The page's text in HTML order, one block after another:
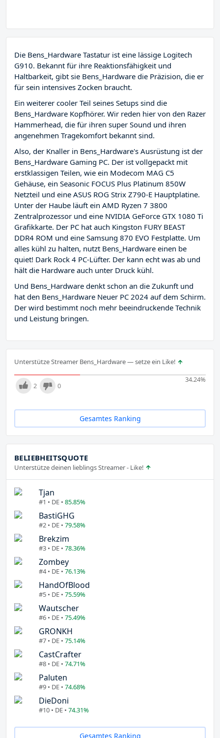
Die Bens_Hardware Tastatur ist eine lässige Logitech
G910. Bekannt für ihre Reaktionsfähigkeit und
Haltbarkeit, gibt sie Bens_Hardware die Präzision, die er
für sein intensives Zocken braucht.
Ein weiterer cooler Teil seines Setups sind die
Bens_Hardware Kopfhörer. Wir reden hier von den Razer
Hammerhead, die für ihren super Sound und ihren
angenehmen Tragekomfort bekannt sind.
Also, der Knaller in Bens_Hardware's Ausrüstung ist der
Bens_Hardware Gaming PC. Der ist vollgepackt mit
erstklassigen Teilen, wie ein Modecom MAG C5
Gehäuse, ein Seasonic FOCUS Plus Platinum 850W
Netzteil und eine ASUS ROG Strix Z790-E Hauptplatine.
Unter der Haube läuft ein AMD Ryzen 7 3800
Zentralprozessor und eine NVIDIA GeForce GTX 1080 Ti
Grafikkarte. Der PC hat auch Kingston FURY BEAST
DDR4 ROM und eine Samsung 870 EVO Festplatte. Um
alles kühl zu halten, nutzt Bens_Hardware einen be
quiet! Dark Rock 4 PC-Lüfter. Der kann echt was ab und
hält die Hardware auch unter Druck kühl.
Und Bens_Hardware denkt schon an die Zukunft und
hat den Bens_Hardware Neuer PC 2024 auf dem Schirm.
Der wird bestimmt noch mehr beeindruckende Technik
und Leistung bringen.
Unterstütze Streamer Bens_Hardware — setze ein Like!
34.24%
2 0
Gesamtes Ranking
BELIEBHEITSQUOTE
Unterstütze deinen lieblings Streamer - Like!
Tjan
#1 • DE • 85.85%
BastiGHG
#2 • DE • 79.58%
Brekzim
#3 • DE • 78.36%
Zombey
#4 • DE • 76.13%
HandOfBlood
#5 • DE • 75.59%
Wautscher
#6 • DE • 75.49%
GRONKH
#7 • DE • 75.14%
CastCrafter
#8 • DE • 74.71%
Paluten
#9 • DE • 74.68%
DieDoni
#10 • DE • 74.31%
Gesamtes Ranking